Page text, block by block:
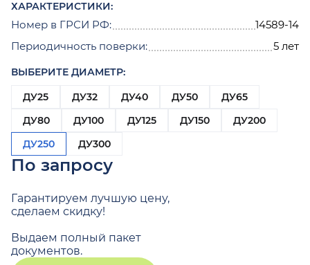
ХАРАКТЕРИСТИКИ:
Номер в ГРСИ РФ:
14589-14
Периодичность поверки:
5 лет
ВЫБЕРИТЕ ДИАМЕТР:
ДУ25
ДУ32 ДУ40 ДУ50
ДУ65
ДУ80
ДУ100 ДУ125 ДУ150
ДУ200
ДУ250
ДУ300
По запросу
Гарантируем лучшую цену,
сделаем скидку!
Выдаем полный пакет
документов.